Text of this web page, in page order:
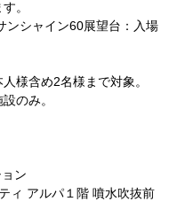
。
ンシャイン60展望台：入場
様含め2名様まで対象。
のみ。
ン
ィ アルパ１階 噴水吹抜前